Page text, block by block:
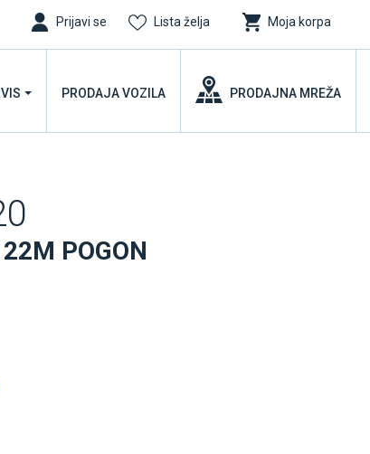
Prijavi se Lista želja Moja korpa
PRODAJA VOZILA PRODAJNA MREŽA
POGON